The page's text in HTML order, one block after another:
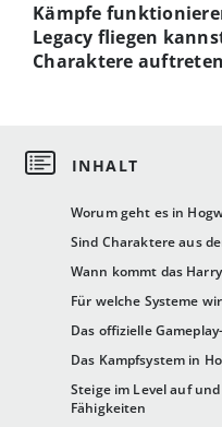
Worum geht es in
Sind Charaktere aus
Wann kommt das
Für welche Systeme
Das offizielle
Das Kampfsystem in
Steige im Level auf
Fähigkeiten
Kämpfe
Legacy fliegen
Charaktere